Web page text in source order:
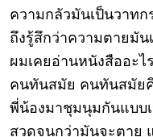
ความกลัวมันเป็นวาทก
ถึงรู้สึกว่าความตายมัน
ผมเคยอ่านหนังสืออะไ
คนทันสมัย คนทันสมัยคิ
พี่น้องมาชุมนุมกันแบบ
สวดจนกว่ามันจะตาย